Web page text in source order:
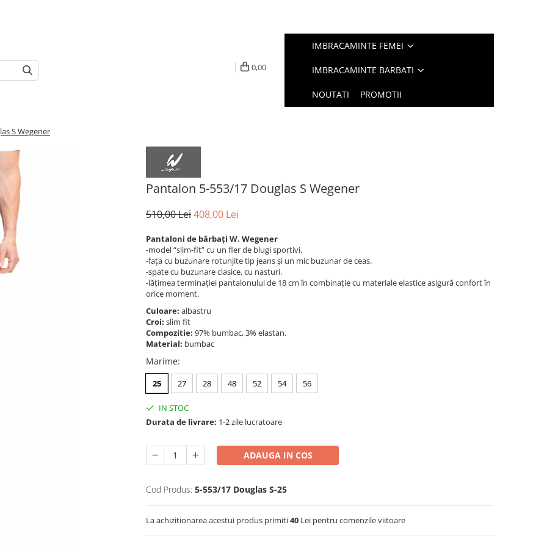
0,00
IMBRACAMINTE FEMEI
IMBRACAMINTE BARBATI
NOUTATI PROMOTII
S Wegener
Pantalon 5-553/17 Douglas S Wegener
510,00 Lei408,00 Lei
Pantaloni de bărbați W. Wegener
-model “slim-fit” cu un fler de blugi sportivi.
-fața cu buzunare rotunjite tip jeans și un mic buzunar de ceas.
-spate cu buzunare clasice, cu nasturi.
-lățimea terminației pantalonului de 18 cm în combinație cu materiale elastice asigură confort în
orice moment.
Culoare: albastru
Croi: slim fit
Compozitie: 97% bumbac, 3% elastan.
Material: bumbac
Marime:
25 27 28 48 52 54 56
IN STOC
Durata de livrare: 1-2 zile lucratoare
ADAUGA IN COS
Cod Produs: 5-553/17 Douglas S-25
La achizitionarea acestui produs primiti40 Lei pentru comenzile viitoare